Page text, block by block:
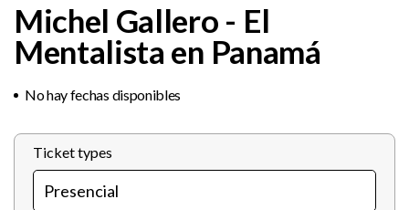
Michel Gallero - El
Mentalista en Panamá
No hay fechas disponibles
Ticket types